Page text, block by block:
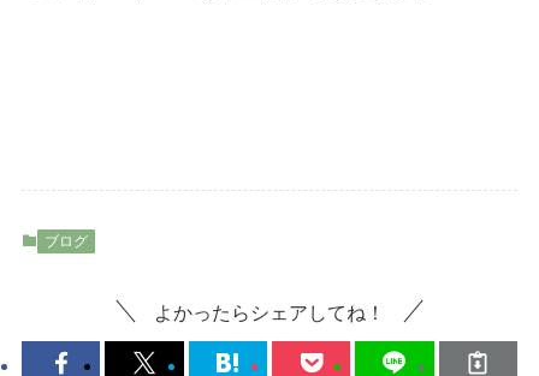
ブログ
よかったらシェアしてね！